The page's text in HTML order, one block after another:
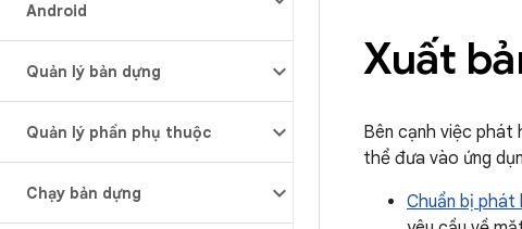
Android
Quản lý bản dựng
Quản lý phần phụ thuộc
Chạy bản dựng
Xuất
Bên cạnh việc phát
thể đưa vào ứng
Chuẩn bị phát